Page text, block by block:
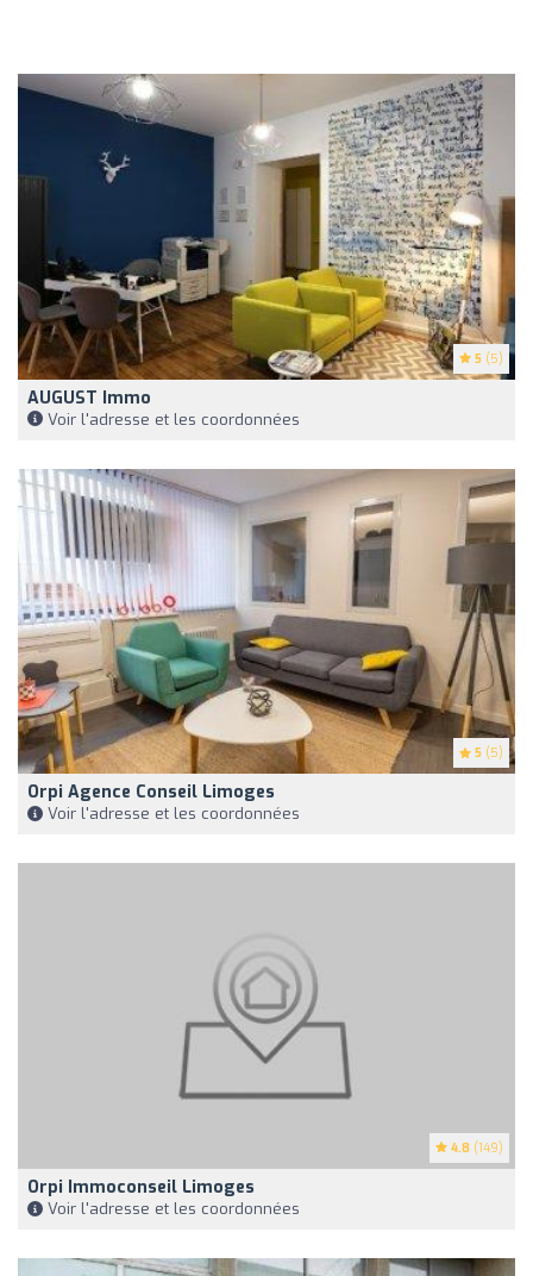
5 (5)
AUGUST Immo
Voir l'adresse et les coordonnées
5 (5)
Orpi Agence Conseil Limoges
Voir l'adresse et les coordonnées
4.8 (149)
Orpi Immoconseil Limoges
Voir l'adresse et les coordonnées